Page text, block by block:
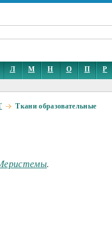
Л М Н О П Р
Ткани образовательные
.